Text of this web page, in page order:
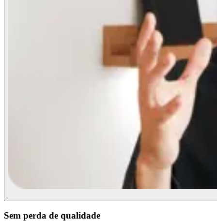
Sem perda de qualidade